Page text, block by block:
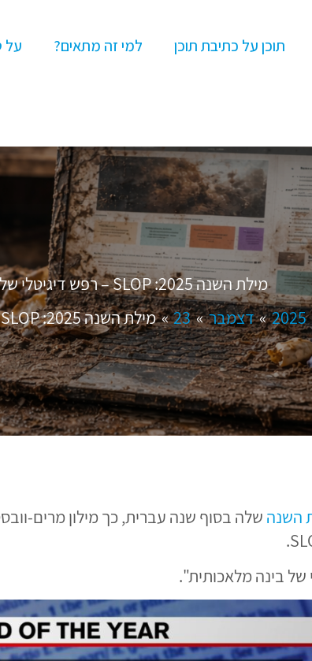
תוכן על כתיבת תוכן למי זה מתאים? על
מילת השנה 2025: SLOP – רפש דיגיטלי של AI
2025 דצמבר 23 מילת השנה 2025: SLOP – רפש דיגיטלי של AI
השנה שלה בסוף שנה עברית, כך מילון מרים-
בינה מלאכותית".